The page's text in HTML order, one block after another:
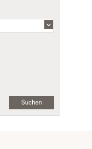
Suchen